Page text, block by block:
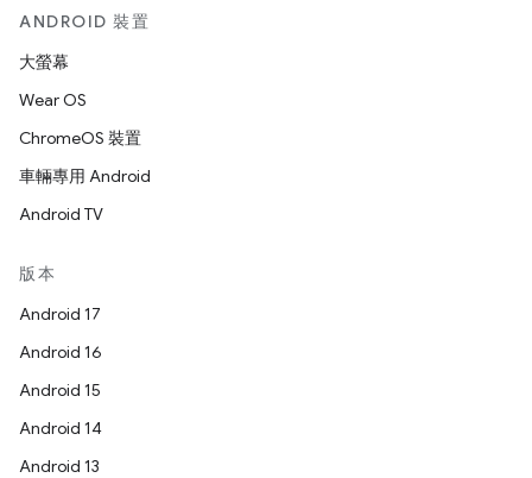
ANDROID 裝置
大螢幕
Wear OS
ChromeOS 裝置
車輛專用 Android
Android TV
版本
Android 17
Android 16
Android 15
Android 14
Android 13